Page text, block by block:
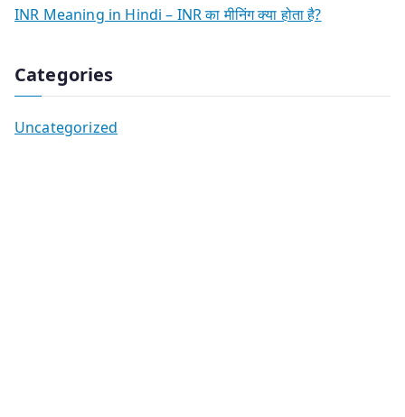
INR Meaning in Hindi – INR का मीनिंग क्या होता है?
Categories
Uncategorized